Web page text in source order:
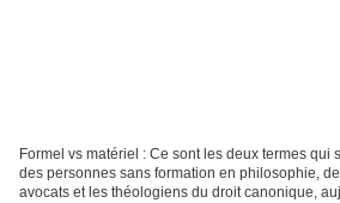
Formel vs matériel : Ce sont les deux termes qui
des personnes sans formation en philosophie,
avocats et les théologiens du droit canonique,